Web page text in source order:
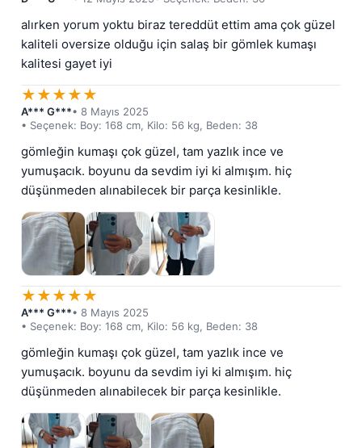
alırken yorum yoktu biraz tereddüt ettim ama çok güzel
kaliteli oversize olduğu için salaş bir gömlek kumaşı
kalitesi gayet iyi
★★★★★
A*** G***• 8 Mayıs 2025
• Seçenek: Boy: 168 cm, Kilo: 56 kg, Beden: 38
gömleğin kumaşı çok güzel, tam yazlık ince ve
yumuşacık. boyunu da sevdim iyi ki almışım. hiç
düşünmeden alınabilecek bir parça kesinlikle.
★★★★★
A*** G***• 8 Mayıs 2025
• Seçenek: Boy: 168 cm, Kilo: 56 kg, Beden: 38
gömleğin kumaşı çok güzel, tam yazlık ince ve
yumuşacık. boyunu da sevdim iyi ki almışım. hiç
düşünmeden alınabilecek bir parça kesinlikle.